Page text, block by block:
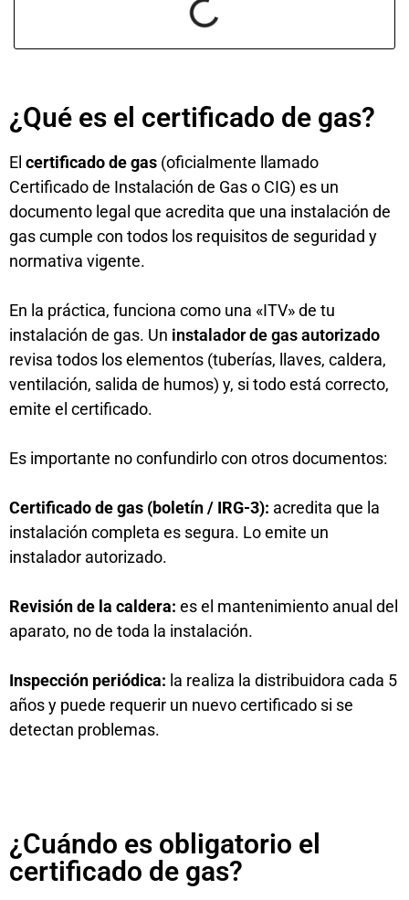
¿Qué es el certificado de gas?
El certificado de gas (oficialmente llamado
Certificado de Instalación de Gas o CIG) es un
documento legal que acredita que una instalación de
gas cumple con todos los requisitos de seguridad y
normativa vigente.
En la práctica, funciona como una «ITV» de tu
instalación de gas. Un instalador de gas autorizado
revisa todos los elementos (tuberías, llaves, caldera,
ventilación, salida de humos) y, si todo está correcto,
emite el certificado.
Es importante no confundirlo con otros documentos:
Certificado de gas (boletín / IRG-3): acredita que la
instalación completa es segura. Lo emite un
instalador autorizado.
Revisión de la caldera: es el mantenimiento anual del
aparato, no de toda la instalación.
Inspección periódica: la realiza la distribuidora cada 5
años y puede requerir un nuevo certificado si se
detectan problemas.
¿Cuándo es obligatorio el
certificado de gas?